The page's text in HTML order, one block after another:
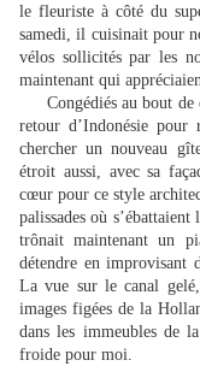
le fleuriste à côté du
samedi, il cuisinait pour
vélos sollicités par les
maintenant qui
Congédiés au bout
retour d’Indonésie pour
chercher un nouveau
étroit aussi, avec sa
cœur pour ce style
palissades où
trônait maintenant un
détendre en improvisant
La vue sur le canal
images figées de la
dans les immeubles de
froide pour moi.